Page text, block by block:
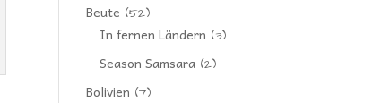
Beute (52)
In fernen Ländern (3)
Season Samsara (2)
Bolivien (7)